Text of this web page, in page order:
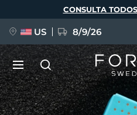
principal
CONSULTA
US 8/9/26
NOVIDADE